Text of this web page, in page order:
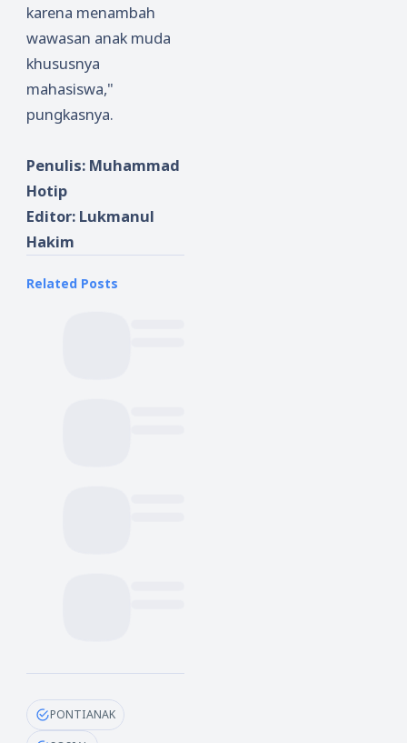
karena menambah
wawasan anak muda
khususnya
mahasiswa,"
pungkasnya.
Penulis: Muhammad
Hotip
Editor: Lukmanul
Hakim
Related Posts
PONTIANAK